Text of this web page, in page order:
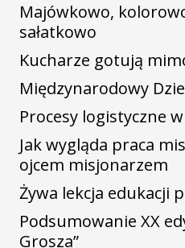
Majówkowo,
sałatkowo
Kucharze gotują
Międzynarodowy
Procesy logistyczne
Jak wygląda praca
ojcem misjonarzem
Żywa lekcja edukacji
Podsumowanie XX
Grosza”